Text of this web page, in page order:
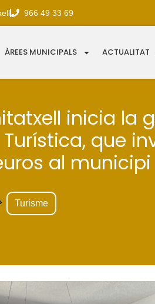
966 49 33 69
ÀREES MUNICIPALS ACTUALITAT
inicia la
que
al municipi
Turisme